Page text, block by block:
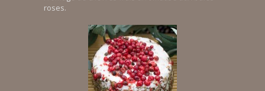
roses.